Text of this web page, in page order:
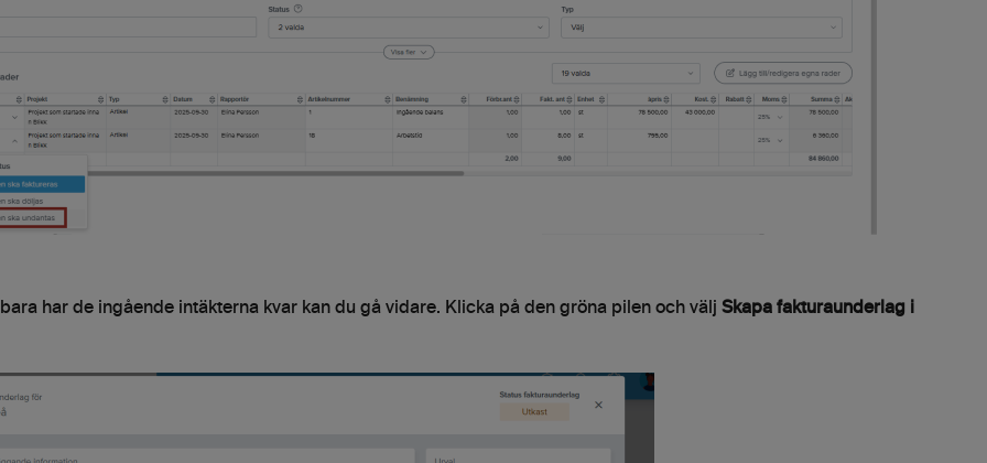
har de ingående intäkterna kvar kan du gå vidare. Klicka på den gröna pilen och välj Skapa fakturaunderlag i